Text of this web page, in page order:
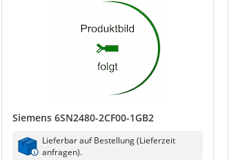
Siemens 6SN2480-2CF00-1GB2
Lieferbar auf Bestellung (Lieferzeit
anfragen).